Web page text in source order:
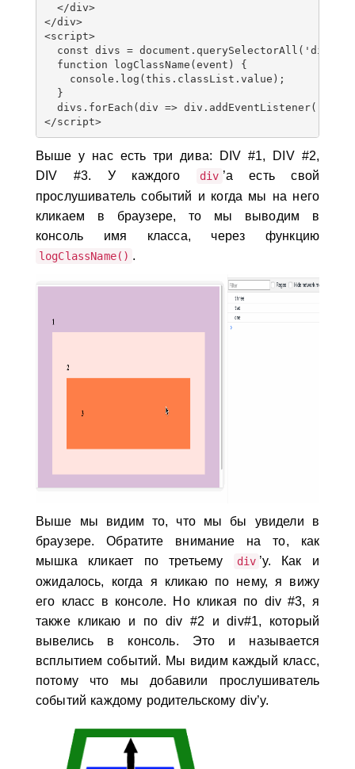
  </div>
</div>
<script>
const divs =
  function logClassName(event) {
    console.log(this.classList.value);
  }
divs.forEach(div =>
</script>
Выше у нас есть три дива: DIV #1, DIV #2,
DIV #3. У каждого
div ’а есть свой
прослушиватель событий и когда мы на него
кликаем в браузере, то мы выводим в
консоль имя класса, через функцию
logClassName() .
Выше мы видим то, что мы бы увидели в
браузере. Обратите внимание на то, как
мышка кликает по третьему
div ’у. Как и
ожидалось, когда я кликаю по нему, я вижу
его класс в консоле. Но кликая по div #3, я
также кликаю и по div #2 и div#1, который
вывелись в консоль. Это и называется
всплытием событий. Мы видим каждый класс,
потому что мы добавили прослушиватель
событий каждому родительскому div’у.